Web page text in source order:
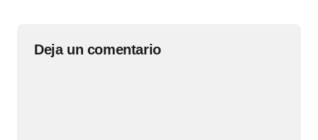
Deja un comentario